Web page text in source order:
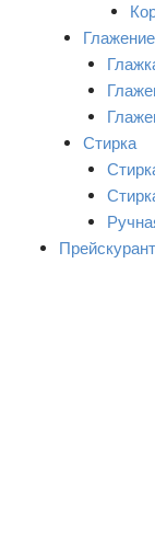
Глажение
Стирка
Прейскурант